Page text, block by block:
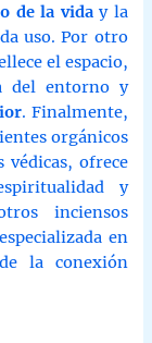
de la viday la
uso. Por otro
el espacio,
del entorno y
. Finalmente,
orgánicos
védicas, ofrece
y
inciensos
en
la conexión